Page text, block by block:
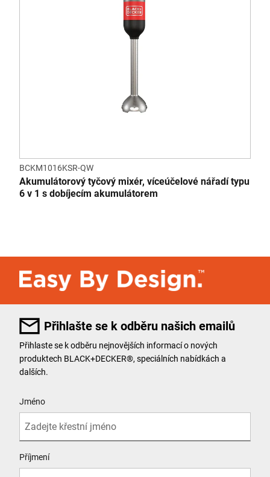
BCKM1016KSR-QW
Akumulátorový tyčový mixér, víceúčelové nářadí typu
6 v 1 s dobíjecím akumulátorem
Přihlašte se k odběru našich emailů
Přihlaste se k odběru nejnovějších informací o nových
produktech BLACK+DECKER®, speciálních nabídkách a
dalších.
Jméno
Příjmení